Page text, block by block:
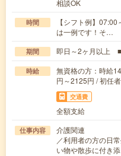
相談OK
時間
【シフト例】
は一例です！そ…
期間 即日～2ヶ月以上 ■
時給
無資格の方：時給
円～2125円 / 初任
交通費
全額支給
仕事内容
介護関連
／利用者の方の日
い物や散歩に付き